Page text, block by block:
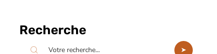
Recherche